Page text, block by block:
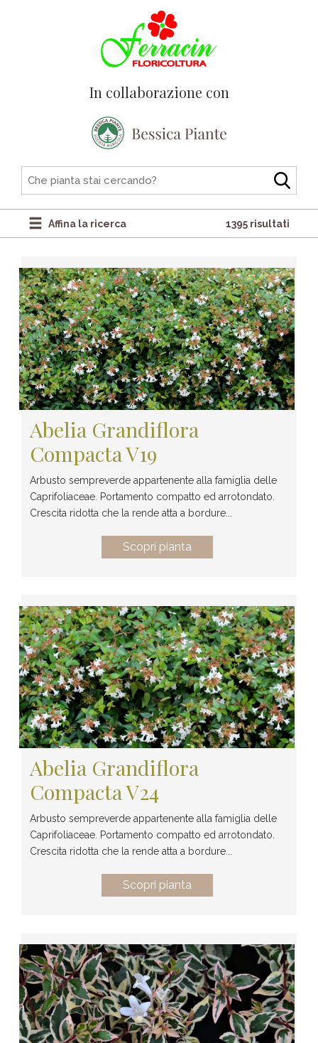
In collaborazione con
Affina la ricerca 1395 risultati
Abelia Grandiflora
Compacta V19
Arbusto sempreverde appartenente alla famiglia delle
Caprifoliaceae. Portamento compatto ed arrotondato.
Crescita ridotta che la rende atta a bordure...
Scopri pianta
Abelia Grandiflora
Compacta V24
Arbusto sempreverde appartenente alla famiglia delle
Caprifoliaceae. Portamento compatto ed arrotondato.
Crescita ridotta che la rende atta a bordure...
Scopri pianta